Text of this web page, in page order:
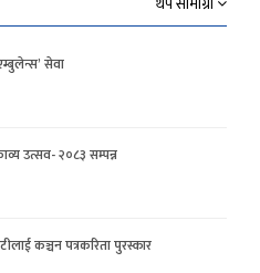
सेवा
उत्सव- २०८३ सम्पन्न
कञ्चन पत्रकरिता पुरस्कार